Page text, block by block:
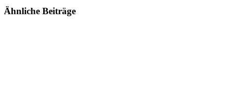
Facebook
Twitter
Reddit
LinkedIn
Tumblr
Pinterest
Vk
E-
Ähnliche Beiträge